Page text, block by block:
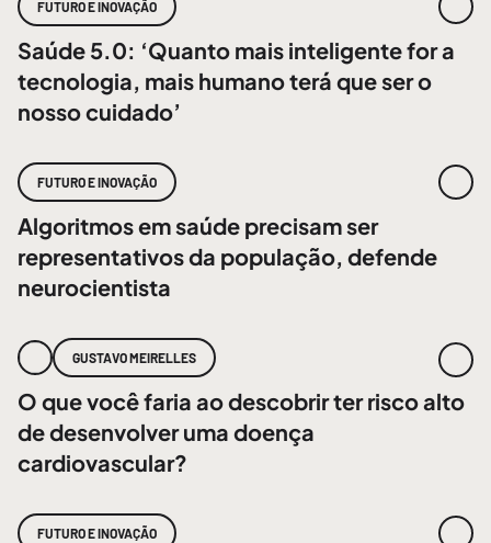
FUTURO E INOVAÇÃO
Saúde 5.0: ‘Quanto mais inteligente for a
tecnologia, mais humano terá que ser o
nosso cuidado’
FUTURO E INOVAÇÃO
Algoritmos em saúde precisam ser
representativos da população, defende
neurocientista
GUSTAVO MEIRELLES
O que você faria ao descobrir ter risco alto
de desenvolver uma doença
cardiovascular?
FUTURO E INOVAÇÃO